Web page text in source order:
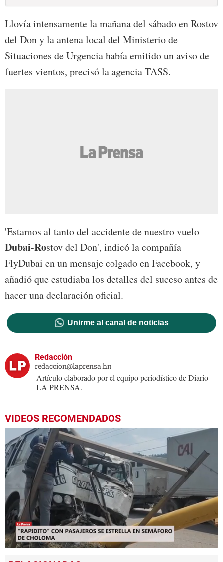
Llovía intensamente la mañana del sábado en Rostov
del Don y la antena local del Ministerio de
Situaciones de Urgencia había emitido un aviso de
fuertes vientos, precisó la agencia TASS.
'Estamos al tanto del accidente de nuestro vuelo
Dubai-Rostov del Don', indicó la compañía
FlyDubai en un mensaje colgado en Facebook, y
añadió que estudiaba los detalles del suceso antes de
hacer una declaración oficial.
Unirme al canal de noticias
Redacción
redaccion@laprensa.hn
Artículo elaborado por el equipo periodístico de Diario
LA PRENSA.
VIDEOS RECOMENDADOS
seconds